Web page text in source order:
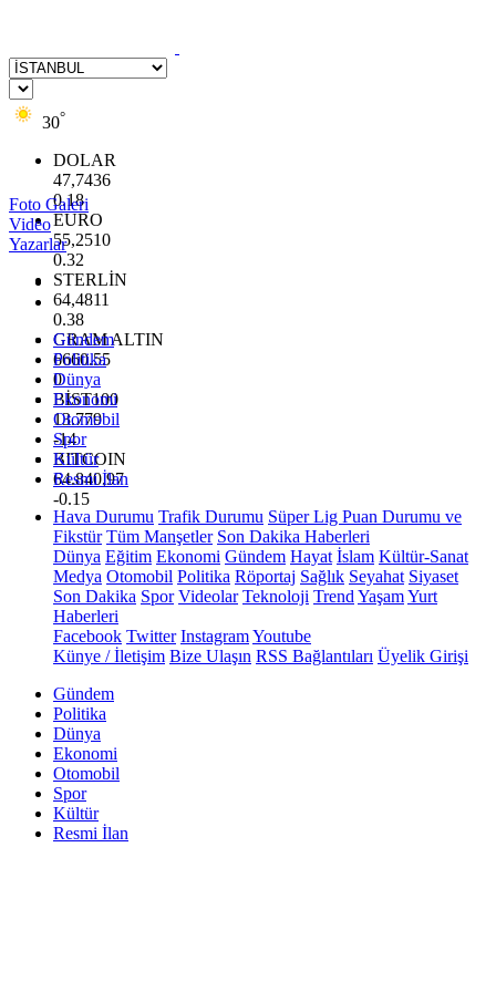
30°
DOLAR
47,7436
0.18
EURO
55,2510
0.32
STERLİN
64,4811
0.38
GRAM ALTIN
6660.55
0
BİST100
13.779
-14
BITCOIN
64.840,97
-0.15
Foto Galeri
Video
Yazarlar
Gündem
Politika
Dünya
Ekonomi
Otomobil
Spor
Kültür
Resmi İlan
Hava Durumu Trafik Durumu Süper Lig Puan Durumu ve
Fikstür Tüm Manşetler Son Dakika Haberleri
Dünya Eğitim Ekonomi Gündem Hayat İslam Kültür-Sanat
Medya Otomobil Politika Röportaj Sağlık Seyahat Siyaset
Son Dakika Spor Videolar Teknoloji Trend YaşamYurt
Haberleri
Facebook Twitter InstagramYoutube
Künye / İletişim Bize Ulaşın RSS Bağlantıları Üyelik Girişi
Gündem
Politika
Dünya
Ekonomi
Otomobil
Spor
Kültür
Resmi İlan